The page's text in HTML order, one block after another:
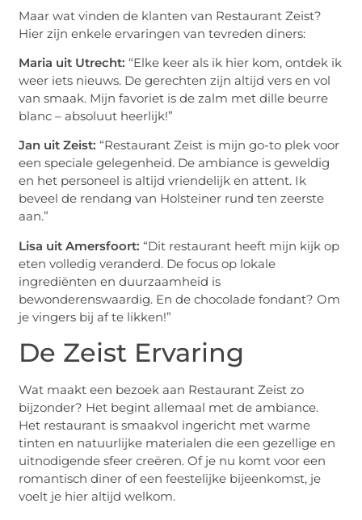
Maar wat vinden de klanten van Restaurant Zeist?
Hier zijn enkele ervaringen van tevreden diners:
Maria uit Utrecht: “Elke keer als ik hier kom, ontdek ik
weer iets nieuws. De gerechten zijn altijd vers en vol
van smaak. Mijn favoriet is de zalm met dille beurre
blanc – absoluut heerlijk!”
Jan uit Zeist: “Restaurant Zeist is mijn go-to plek voor
een speciale gelegenheid. De ambiance is geweldig
en het personeel is altijd vriendelijk en attent. Ik
beveel de rendang van Holsteiner rund ten zeerste
aan.”
Lisa uit Amersfoort: “Dit restaurant heeft mijn kijk op
eten volledig veranderd. De focus op lokale
ingrediënten en duurzaamheid is
bewonderenswaardig. En de chocolade fondant? Om
je vingers bij af te likken!”
De Zeist Ervaring
Wat maakt een bezoek aan Restaurant Zeist zo
bijzonder? Het begint allemaal met de ambiance.
Het restaurant is smaakvol ingericht met warme
tinten en natuurlijke materialen die een gezellige en
uitnodigende sfeer creëren. Of je nu komt voor een
romantisch diner of een feestelijke bijeenkomst, je
voelt je hier altijd welkom.